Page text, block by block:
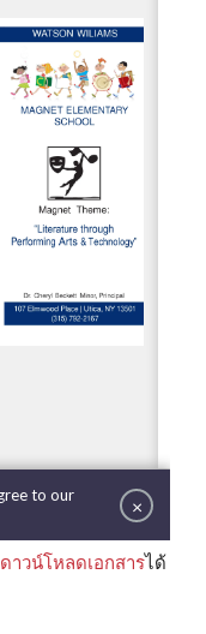
ดาวน์โหลดเอกสารได้